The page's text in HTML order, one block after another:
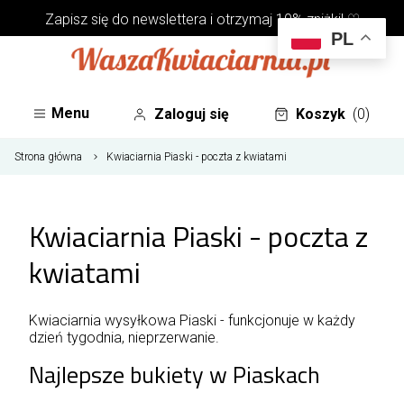
Zapisz się do newsletterai otrzymaj 10% zniżki! ♡
Menu Zaloguj się Koszyk (0)
Strona główna Kwiaciarnia Piaski - poczta z kwiatami
Kwiaciarnia Piaski - poczta z
kwiatami
Kwiaciarnia wysyłkowa Piaski - funkcjonuje w każdy
dzień tygodnia, nieprzerwanie.
Najlepsze bukiety w Piaskach
PL